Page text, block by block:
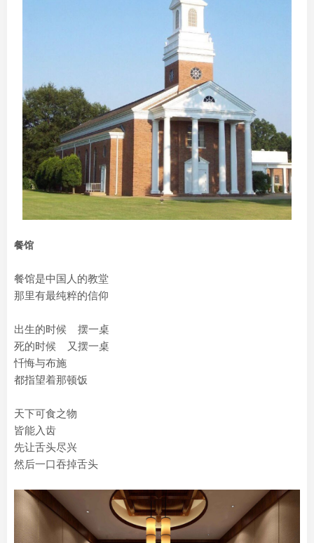
餐馆
餐馆是中国人的教堂
那里有最纯粹的信仰
出生的时候 摆一桌
死的时候 又摆一桌
忏悔与布施
都指望着那顿饭
天下可食之物
皆能入齿
先让舌头尽兴
然后一口吞掉舌头